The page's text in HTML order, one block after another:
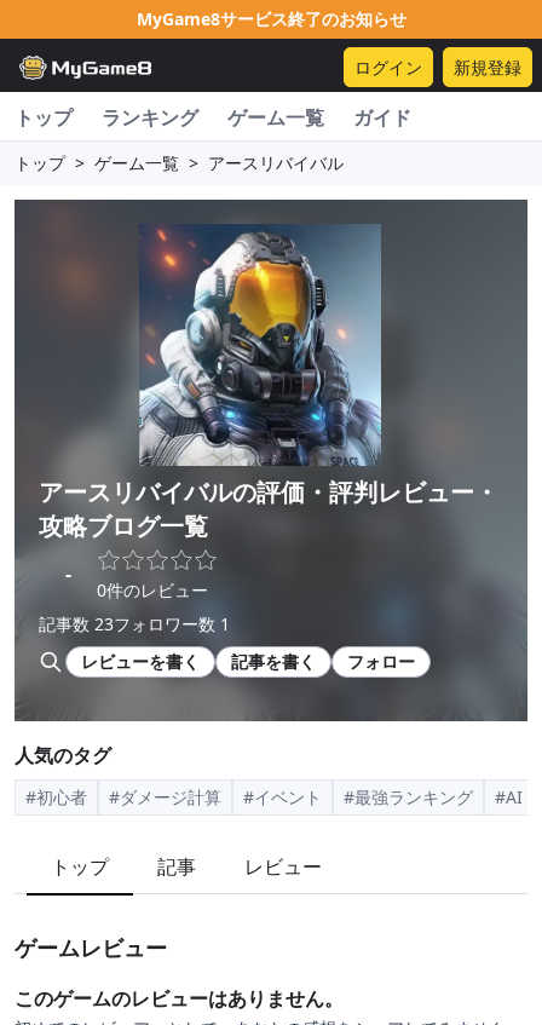
MyGame8サービス終了のお知らせ
ログイン 新規登録
トップ ランキング ゲーム一覧 ガイド
トップ > ゲーム一覧 > アースリバイバル
アースリバイバルの評価・評判レビュー・
攻略ブログ一覧
-
0件のレビュー
記事数 23フォロワー数 1
レビューを書く
記事を書く フォロー
人気のタグ
#初心者 #ダメージ計算 #イベント #最強ランキング #AI
トップ 記事 レビュー
ゲームレビュー
このゲームのレビューはありません。